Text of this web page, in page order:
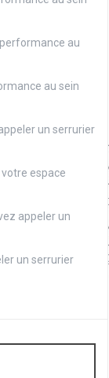
performance au
au sein
un serrurier
espace
appeler un
un serrurier